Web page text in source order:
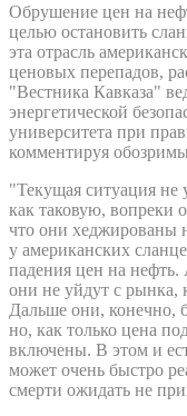
Обрушение цен на
целью остановить
эта отрасль
ценовых перепадов,
"Вестника Кавказа"
энергетической
университета при
комментируя
"Текущая ситуация
как таковую, вопреки
что они хеджированы
у американских
падения цен на нефть.
они не уйдут с
Дальше они, конечно,
но, как только цена
включены. В этом и
может очень быстро
смерти ожидать не